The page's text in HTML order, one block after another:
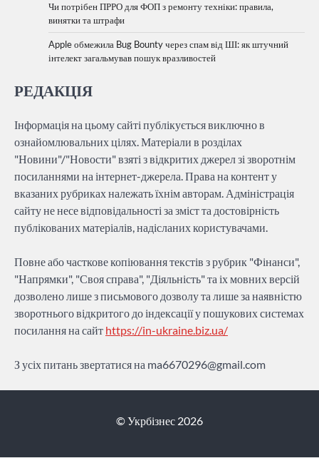
Чи потрібен ПРРО для ФОП з ремонту техніки: правила,
винятки та штрафи
Apple обмежила Bug Bounty через спам від ШІ: як штучний
інтелект загальмував пошук вразливостей
РЕДАКЦІЯ
Інформація на цьому сайті публікується виключно в
ознайомлювальних цілях. Матеріали в розділах
"Новини"/"Новости" взяті з відкритих джерел зі зворотнім
посиланнями на інтернет-джерела. Права на контент у
вказаних рубриках належать їхнім авторам. Адміністрація
сайту не несе відповідальності за зміст та достовірність
публікованих матеріалів, надісланих користувачами.
Повне або часткове копіювання текстів з рубрик "Фінанси",
"Напрямки", "Своя справа", "Діяльність" та іх мовних версій
дозволено лише з письмового дозволу та лише за наявністю
зворотнього відкритого до індексації у пошукових системах
посилання на сайт https://in-ukraine.biz.ua/
З усіх питань звертатися на ma6670296@gmail.com
© Укрбізнес 2026